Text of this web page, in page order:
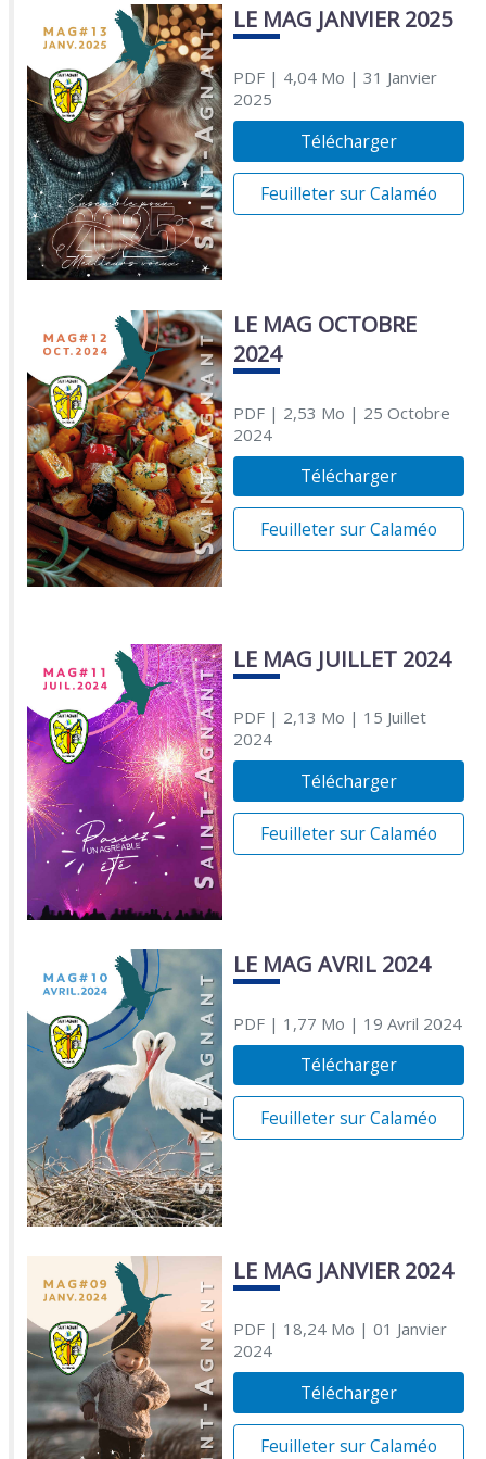
LE MAG JANVIER 2025
PDF| 4,04 Mo | 31 Janvier
2025
Télécharger
Feuilleter sur Calaméo
LE MAG OCTOBRE
2024
PDF| 2,53 Mo | 25 Octobre
2024
Télécharger
Feuilleter sur Calaméo
LE MAG JUILLET 2024
PDF| 2,13 Mo | 15 Juillet
2024
Télécharger
Feuilleter sur Calaméo
LE MAG AVRIL 2024
PDF| 1,77 Mo | 19 Avril 2024
Télécharger
Feuilleter sur Calaméo
LE MAG JANVIER 2024
PDF| 18,24 Mo | 01 Janvier
2024
Télécharger
Feuilleter sur Calaméo